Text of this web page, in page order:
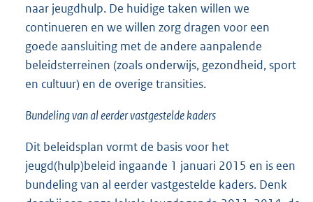
naar jeugdhulp. De huidige taken willen we
continueren en we willen zorg dragen voor een
goede aansluiting met de andere aanpalende
beleidsterreinen (zoals onderwijs, gezondheid, sport
en cultuur) en de overige transities.
Bundeling van al eerder vastgestelde kaders
Dit beleidsplan vormt de basis voor het
jeugd(hulp)beleid ingaande 1 januari 2015 en is een
bundeling van al eerder vastgestelde kaders. Denk